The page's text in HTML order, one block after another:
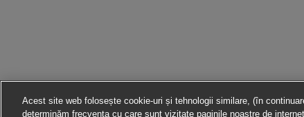
Acest site web folosește cookie-uri și tehnologii similare, (în
determinăm frecvența cu care sunt vizitate paginile noastre de